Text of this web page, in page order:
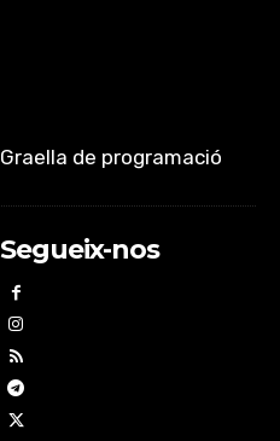
Graella de programació
Segueix-nos